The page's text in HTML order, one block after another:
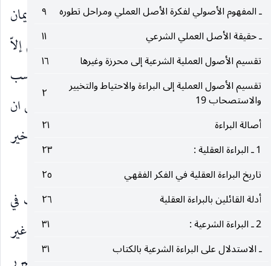
ـ المفهوم الأصولي لفكرة الأصل العملي ومراحل تطوره
٩
ـ حقيقة الأصل العملي الشرعي
١١
تقسيم الأصول العملية الشرعية إلى محرزة وغيرها
١٦
تقسيم الأصول العملية إلى البراءة والاحتياط والتخيير
والاستصحاب 19
٢
أصالة البراءة
٢١
1 ـ البراءة العقلية :
٢٣
تاريخ البراءة العقلية في الفكر الفقهي
٢٥
أدلة القائلين بالبراءة العقلية
٢٦
2 ـ البراءة الشرعية :
٣١
ـ الاستدلال على البراءة الشرعية بالكتاب
٣١
شيئا )(١) أو قوله تعالى ( ان الذين اشتروا الكفر بالايمان
لن يضروا الله شيئا )(٢) وقوله تعالى ( لن يضروكم إلاّ
أذى ) فان الأخير فسر بالمشاغبة ، والأوليان المناسب
فيهما الأذى والتأثر لا نقص شيء منه ، هذا إذا افترض ان
الضر في هذه الآيات من الضرر لا الضرار لأن الأخير
مصدر باب المفاعلة.
وثانيا ـان الضرار أيضا تستعمل في بعض الآيات في
النقص كما في قوله تعالى ( من بعد وصية أو دين غير
(٤)